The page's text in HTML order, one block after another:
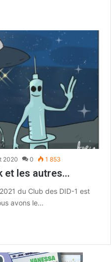
2020 0 1 853
et les autres…
du Club des DID-1 est
avons le…